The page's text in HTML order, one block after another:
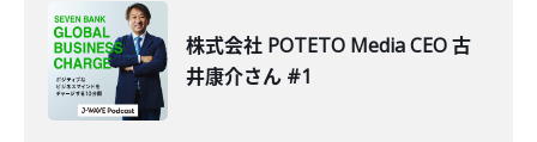
株式会社 POTETO Media CEO 古
井康介さん #1